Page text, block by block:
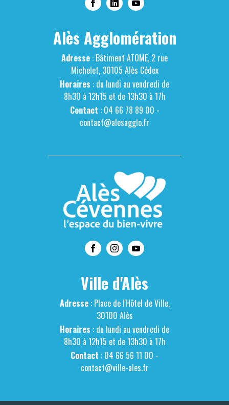
Alès Agglomération
Adresse : Bâtiment ATOME, 2 rue
Michelet, 30105 Alès Cédex
Horaires : du lundi au vendredi de
8h30 à 12h15 et de 13h30 à 17h
Contact : 04 66 78 89 00 -
contact@alesagglo.fr
Ville d'Alès
Adresse: Place de l'Hôtel de Ville,
30100 Alès
Horaires : du lundi au vendredi de
8h30 à 12h15 et de 13h30 à 17h
Contact : 04 66 56 11 00 -
contact@ville-ales.fr